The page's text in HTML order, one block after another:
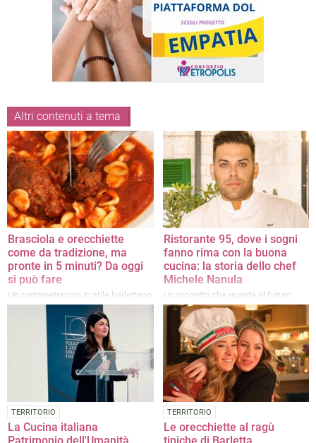
Altri contenuti a tema
Brasciola e orecchiette
come da tradizione, ma
pronte in 5 minuti? Da oggi
si può fare
Un cortometraggio in stile barlettano
lancia un nuovo modo di gustare la
tradizione della brasciola.
Ristorante 95, dove i sogni
fanno rima con la buona
cucina: la storia dello chef
Michele Nanula
Un progetto che guarda al futuro
senza smettere di credere nella
propria terra
TERRITORIO
La Cucina italiana
TERRITORIO
Le orecchiette al ragù